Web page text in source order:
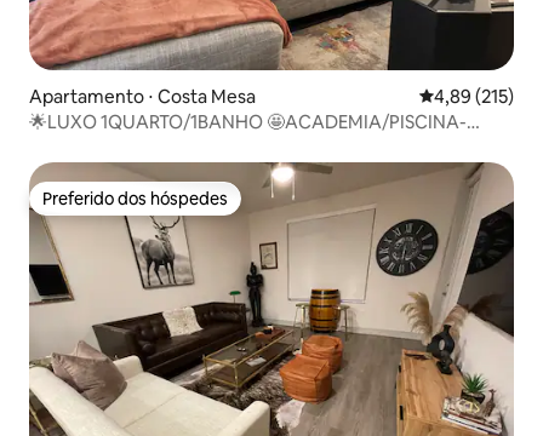
Apartamento ⋅ Costa Mesa 4,89 de uma
4,89 (215)
🌟LUXO 1QUARTO/1BANHO 🤩ACADEMIA/PISCINA-
Preferido dos hóspedes
Preferido dos hóspedes